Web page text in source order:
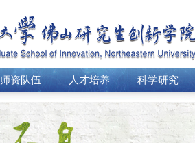
师资队伍 人才培养 科学研究